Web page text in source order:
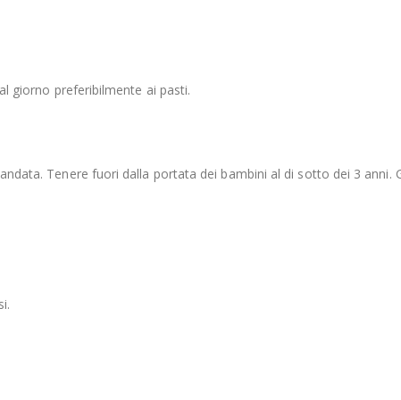
giorno preferibilmente ai pasti.
Tenere fuori dalla portata dei bambini al di sotto dei 3